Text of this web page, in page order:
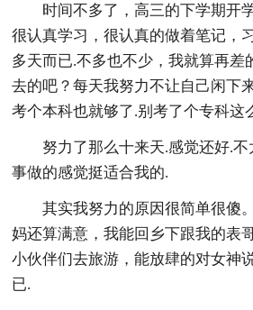
时间不多了，高三的下学期开
很认真学习，很认真的做着笔记，
多天而已.不多也不少，我就算再差
去的吧？每天我努力不让自己闲下
考个本科也就够了.别考了个专科这
努力了那么十来天.感觉还好.
事做的感觉挺适合我的.
其实我努力的原因很简单很傻
妈还算满意，我能回乡下跟我的表
小伙伴们去旅游，能放肆的对女神
已.